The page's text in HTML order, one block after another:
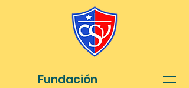
Fundación